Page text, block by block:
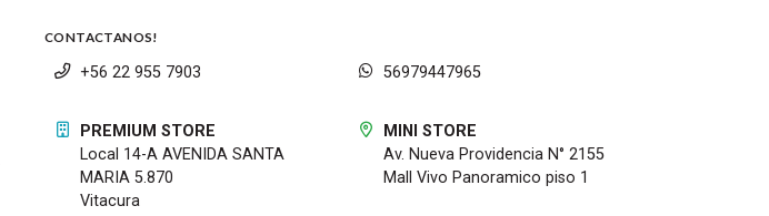
CONTACTANOS!
+56 22 955 7903 56979447965
PREMIUM STORE
Local 14-A AVENIDA SANTA
MARIA 5.870
Vitacura
MINI STORE
Av. Nueva Providencia N° 2155
Mall Vivo Panoramico piso 1